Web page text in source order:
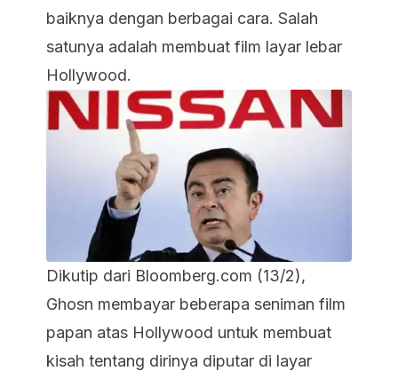
baiknya dengan berbagai cara. Salah
satunya adalah membuat film layar lebar
Hollywood.
Dikutip dari Bloomberg.com (13/2),
Ghosn membayar beberapa seniman film
papan atas Hollywood untuk membuat
kisah tentang dirinya diputar di layar